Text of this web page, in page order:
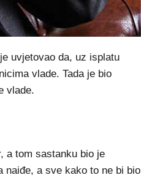
uvjetovao da, uz isplatu
vlade. Tada je bio
vlade.
a tom sastanku bio je
naiđe, a sve kako to ne bi bio